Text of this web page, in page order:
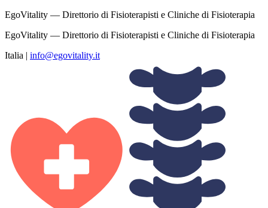
EgoVitality — Direttorio di Fisioterapisti e Cliniche di Fisioterapia
EgoVitality — Direttorio di Fisioterapisti e Cliniche di Fisioterapia
Italia | info@egovitality.it